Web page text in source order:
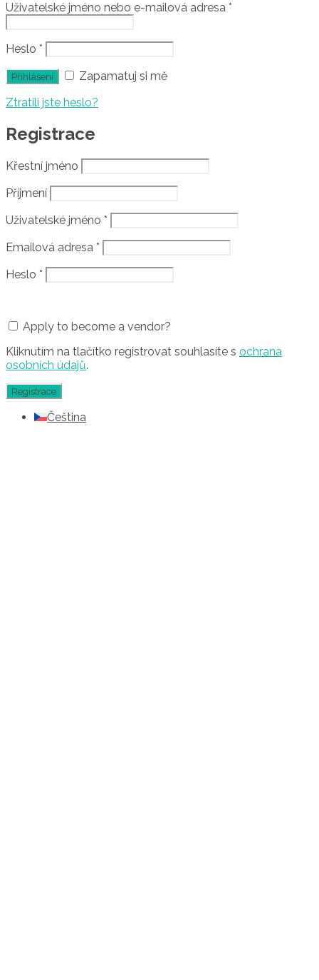
Uživatelské jméno nebo e-mailová adresa *
Heslo *
Zapamatuj si mě
Ztratili jste heslo?
Registrace
Křestní jméno
Příjmení
Uživatelské jméno *
Emailová adresa *
Heslo *
Apply to become a vendor?
Kliknutím na tlačítko registrovat souhlasíte s ochrana
osobních údajů.
Čeština